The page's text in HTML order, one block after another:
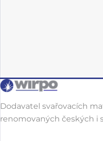
Dodavatel svařovacích
renomovaných českých i